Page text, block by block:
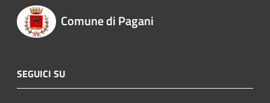
Comune di Pagani
SEGUICI SU